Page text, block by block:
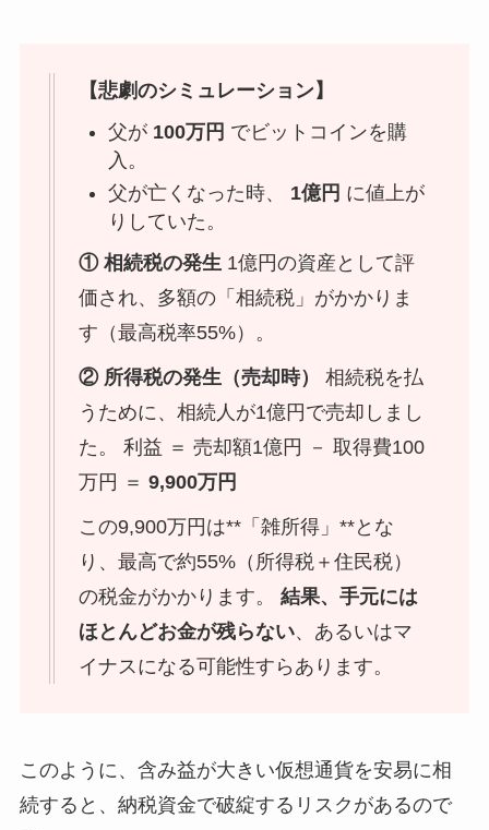
【悲劇のシミュレーション】
父が 100万円 でビットコインを購
入。
父が亡くなった時、 1億円 に値上が
りしていた。
① 相続税の発生1億円の資産として評
価され、多額の「相続税」がかかりま
す（最高税率55%）。
② 所得税の発生（売却時）
相続税を払
うために、相続人が1億円で売却しまし
た。 利益 ＝ 売却額1億円 － 取得費100
万円 ＝ 9,900万円
この9,900万円は**「雑所得」**とな
り、最高で約55%（所得税＋住民税）
の税金がかかります。 結果、手元には
ほとんどお金が残らない、あるいはマ
イナスになる可能性すらあります。
このように、含み益が大きい仮想通貨を安易に相
続すると、納税資金で破綻するリスクがあるので